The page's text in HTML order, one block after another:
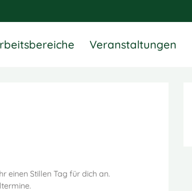
Veranstaltungen
einen Stillen Tag für dich an.